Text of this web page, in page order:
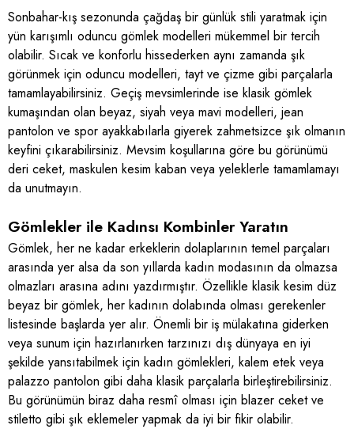
Sonbahar-kış sezonunda çağdaş bir günlük stili yaratmak için
yün karışımlı oduncu gömlek modelleri mükemmel bir tercih
olabilir. Sıcak ve konforlu hissederken aynı zamanda şık
görünmek için oduncu modelleri, tayt ve çizme gibi parçalarla
tamamlayabilirsiniz. Geçiş mevsimlerinde ise klasik gömlek
kumaşından olan beyaz, siyah veya mavi modelleri, jean
pantolon ve spor ayakkabılarla giyerek zahmetsizce şık olmanın
keyfini çıkarabilirsiniz. Mevsim koşullarına göre bu görünümü
deri ceket, maskulen kesim kaban veya yeleklerle tamamlamayı
da unutmayın.
Gömlekler ile Kadınsı Kombinler Yaratın
Gömlek, her ne kadar erkeklerin dolaplarının temel parçaları
arasında yer alsa da son yıllarda kadın modasının da olmazsa
olmazları arasına adını yazdırmıştır. Özellikle klasik kesim düz
beyaz bir gömlek, her kadının dolabında olması gerekenler
listesinde başlarda yer alır. Önemli bir iş mülakatına giderken
veya sunum için hazırlanırken tarzınızı dış dünyaya en iyi
şekilde yansıtabilmek için kadın gömlekleri, kalem etek veya
palazzo pantolon gibi daha klasik parçalarla birleştirebilirsiniz.
Bu görünümün biraz daha resmî olması için blazer ceket ve
stiletto gibi şık eklemeler yapmak da iyi bir fikir olabilir.